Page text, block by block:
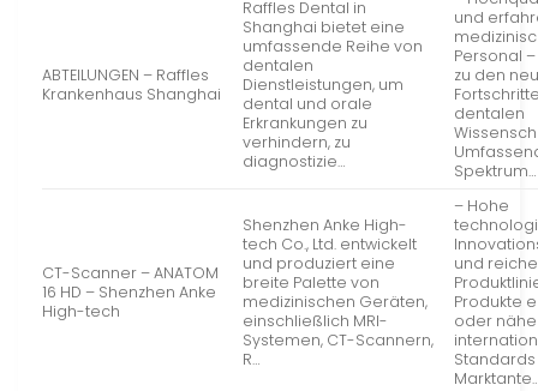
ABTEILUNGEN – Raffles
Krankenhaus Shanghai
Raffles Dental in
Shanghai bietet eine
umfassende Reihe von
dentalen
Dienstleistungen, um
dental und orale
Erkrankungen zu
verhindern, zu
diagnostizie…
und
Personal
zu den
dentalen
Spektrum…
CT-Scanner – ANATOM
16 HD – Shenzhen Anke
High-tech
Shenzhen Anke High-
tech Co., Ltd. entwickelt
und produziert eine
breite Palette von
medizinischen Geräten,
einschließlich MRI-
Systemen, CT-Scannern,
R…
– Hohe
und reiche
Produkte
oder